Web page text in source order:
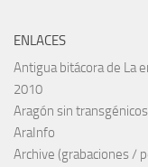
ENLACES
Antigua bitácora de La
2010
Aragón sin transgénicos
AraInfo
Archive (grabaciones /